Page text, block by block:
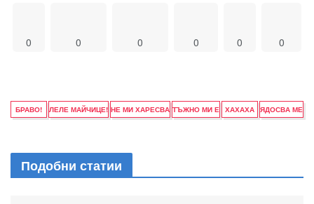
0
БРАВО!
0
ЛЕЛЕ МАЙЧИЦЕ!
0
НЕ МИ ХАРЕСВА
0
ТЪЖНО МИ Е
0
ХАХАХА
0
ЯДОСВА МЕ
Подобни статии